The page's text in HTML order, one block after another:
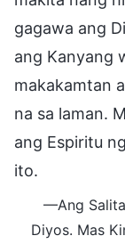
gagawa ang
ang Kanyang
makakamtan
na sa laman.
ang Espiritu
ito.
—Ang
Diyos. Mas